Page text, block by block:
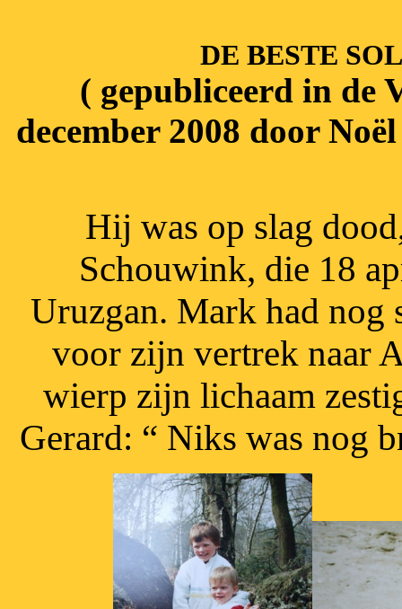
DE BESTE
( gepubliceerd in de
december 2008 door
Hij was op slag
Schouwink, die 18
Uruzgan. Mark had nog
voor zijn vertrek naar
wierp zijn lichaam
Gerard: “ Niks was nog